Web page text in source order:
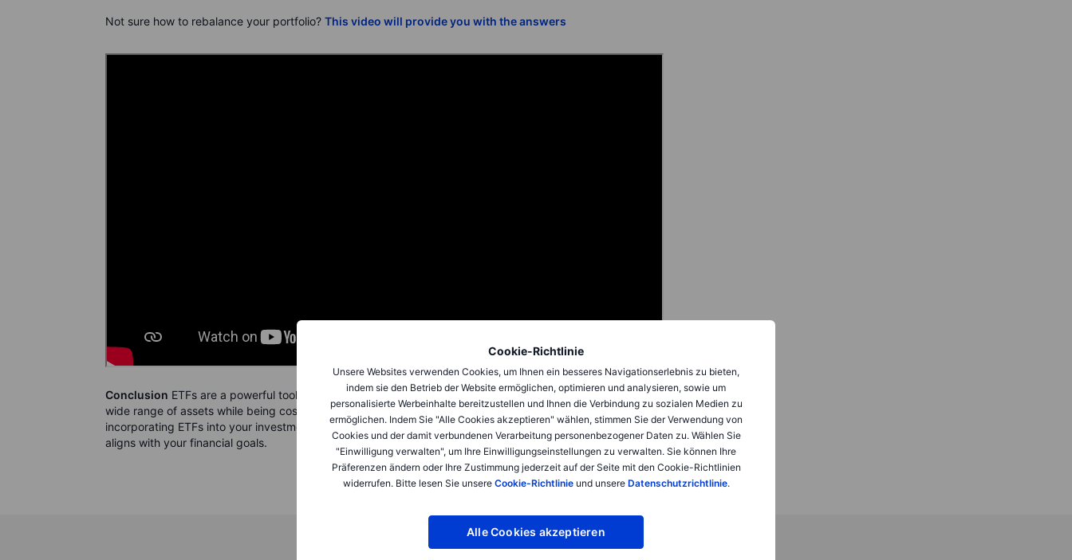
Cookie-Richtlinie
Unsere Websites verwenden Cookies, um Ihnen ein besseres Navigationserlebnis zu bieten,
indem sie den Betrieb der Website ermöglichen, optimieren und analysieren, sowie um
personalisierte Werbeinhalte bereitzustellen und Ihnen die Verbindung zu sozialen Medien zu
ermöglichen. Indem Sie "Alle Cookies akzeptieren" wählen, stimmen Sie der Verwendung von
Cookies und der damit verbundenen Verarbeitung personenbezogener Daten zu. Wählen Sie
"Einwilligung verwalten", um Ihre Einwilligungseinstellungen zu verwalten. Sie können Ihre
Präferenzen ändern oder Ihre Zustimmung jederzeit auf der Seite mit den Cookie-Richtlinien
widerrufen. Bitte lesen Sie unsere Cookie-Richtlinieund unsere Datenschutzrichtlinie.
Alle Cookies akzeptieren
Not sure how to rebalance your portfolio? This video will provide you with the answers
Conclusion ETFs are a powerful tool for achieving diversification. They offer exposure to a
wide range of assets while being cost-effective, flexible, and easy to manage. By
incorporating ETFs into your investment strategy, you can build a resilient portfolio that
aligns with your financial goals.